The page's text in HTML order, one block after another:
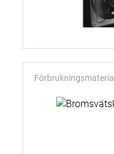
Förbrukningsmaterial